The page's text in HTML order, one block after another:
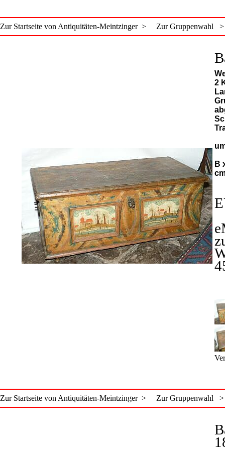
Zur Startseite von Antiquitäten-Meintzinger > Zur Gruppenwahl >
2
B
Zur Startseite von Antiquitäten-Meintzinger > Zur Gruppenwahl >